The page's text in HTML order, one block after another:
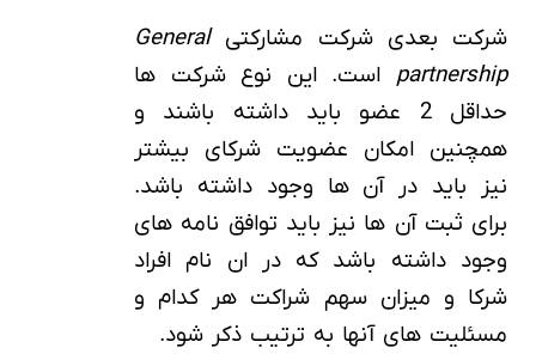
شرکت بعدی شرکت مشارکتی General
partnership است. این نوع شرکت ها
حداقل 2 عضو باید داشته باشند و
همچنین امکان عضویت شرکای بیشتر
نیز باید در آن ها وجود داشته باشد.
برای ثبت آن ها نیز باید توافق نامه های
وجود داشته باشد که در ان نام افراد
شرکا و میزان سهم شراکت هر کدام و
مسئلیت های آنها به ترتیب ذکر شود.